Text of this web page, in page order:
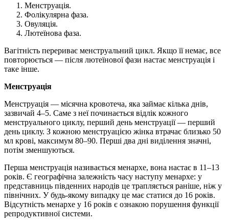
Менструація.
Фолікулярна фаза.
Овуляція.
Лютеїнова фаза.
Вагітність перериває менструальний цикл. Якщо її немає, все
повторюється — після лютеїнової фази настає менструація і
таке інше.
Менструація
Менструація — місячна кровотеча, яка займає кілька днів,
зазвичай 4–5. Саме з неї починається відлік кожного
менструального циклу, перший день менструації — перший
день циклу. З кожною менструацією жінка втрачає близько 50
мл крові, максимум 80–90. Перші два дні виділення значні,
потім зменшуються.
Перша менструація називається менархе, вона настає в 11–13
років. Є географічна залежність часу наступу менархе: у
представниць південних народів це трапляється раніше, ніж у
північних. У будь-якому випадку це має статися до 16 років.
Відсутність менархе у 16 років є ознакою порушення функції
репродуктивної системи.